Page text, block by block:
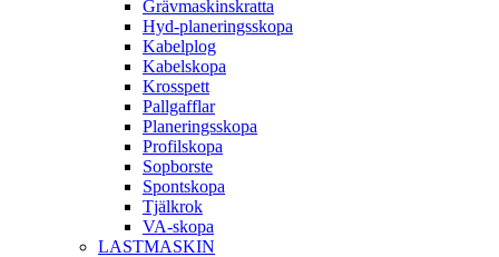
Gräv­maskins­kratta
Hyd­-planerings­skopa
Kabel­plog
Kabel­skopa
Kros­spett
Pallgafflar
Planerings­skopa
Profil­skopa
Sop­borste
Spont­skopa
Tjäl­krok
VA­-skopa
LAST­MASKIN